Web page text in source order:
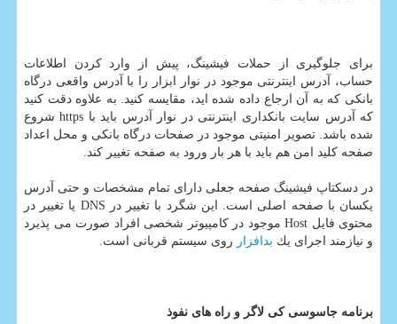
برای جلوگیری از حملات فیشینگ، پیش از وارد كردن اطلاعات
حساب، آدرس اینترنتی موجود در نوار ابزار را با آدرس واقعی درگاه
بانكی كه به آن ارجاع داده شده اید، مقایسه كنید. به علاوه دقت كنید
كه آدرس سایت بانكداری اینترنتی در نوار آدرس باید با https شروع
شده باشد. تصویر امنیتی موجود در صفحات درگاه بانكی و محل اعداد
صفحه كلید امن هم باید با هر بار ورود به صفحه تغییر كند.
در دسكتاپ فیشینگ صفحه جعلی دارای تمام مشخصات و حتی آدرس
یكسان با صفحه اصلی است. این شگرد با تغییر در DNS یا تغییر در
محتوی فایل Host موجود در كامپیوتر شخصی افراد صورت می پذیرد
و نیازمند اجرای یك بدافزار روی سیستم قربانی است.
برنامه جاسوسی كی لاگر و راه های نفوذ